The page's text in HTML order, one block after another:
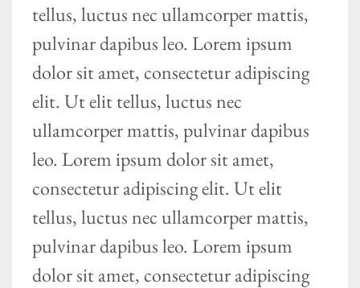
tellus, luctus nec ullamcorper mattis,
pulvinar dapibus leo. Lorem ipsum
dolor sit amet, consectetur adipiscing
elit. Ut elit tellus, luctus nec
ullamcorper mattis, pulvinar dapibus
leo. Lorem ipsum dolor sit amet,
consectetur adipiscing elit. Ut elit
tellus, luctus nec ullamcorper mattis,
pulvinar dapibus leo. Lorem ipsum
dolor sit amet, consectetur adipiscing